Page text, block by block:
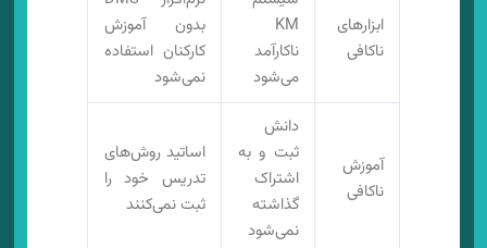
ابزارهای
ناکافی
KM
ناکارآمد
می‌شود
بدون آموزش
کارکنان استفاده
نمی‌شود
آموزش
ناکافی
دانش
ثبت و به
اشتراک
گذاشته
نمی‌شود
اساتید روش‌های
تدریس خود را
ثبت نمی‌کنند